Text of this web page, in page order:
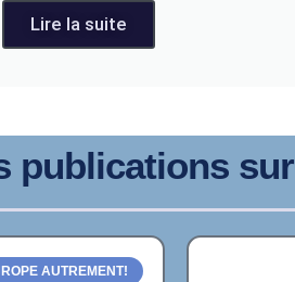
Lire la suite
publications
AUTREMENT!